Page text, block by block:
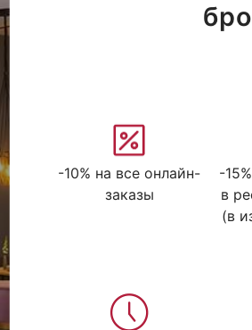
-10% на все онлайн-
заказы
-
в
(в